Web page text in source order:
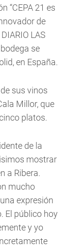
“CEPA 21 es
de
LAS
se
en España.
sus vinos
Millor, que
platos.
de la
mostrar
a Ribera.
mucho
expresión
El público hoy
y yo